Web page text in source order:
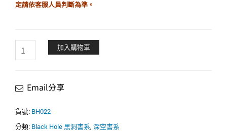
定請依客服人員判斷為準。
歡
住
數
加入購物車
Email分享
貨號: BH022
分類: Black Hole 黑洞書系, 深空書系